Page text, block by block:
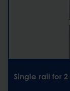
Single rail for